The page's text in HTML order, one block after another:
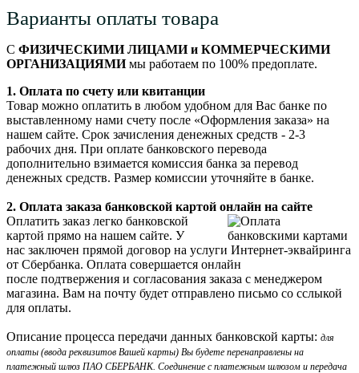
Варианты оплаты товара
С ФИЗИЧЕСКИМИ ЛИЦАМИ и КОММЕРЧЕСКИМИ
ОРГАНИЗАЦИЯМИмы работаем по 100% предоплате.
1. Оплата по счету или квитанции
Товар можно оплатить в любом удобном для Вас банке по
выставленному нами счету после «Оформления заказа» на
нашем сайте. Срок зачисления денежных средств - 2-3
рабочих дня. При оплате банковского перевода
дополнительно взимается комиссия банка за перевод
денежных средств. Размер комиссии уточняйте в банке.
2. Оплата заказа банковской картой онлайн на сайте
Оплатить заказ легко банковской
картой прямо на нашем сайте. У
нас заключен прямой договор на услуги Интернет-эквайринга
от Сбербанка. Оплата совершается онлайн
после подтвержения и согласования заказа с менеджером
магазина. Вам на почту будет отправлено письмо со сслыкой
для оплаты.
Описание процесса передачи данных банковской карты: для
оплаты (ввода реквизитов Вашей карты) Вы будете перенаправлены на
платежный шлюз ПАО СБЕРБАНК. Соединение с платежным шлюзом и передача